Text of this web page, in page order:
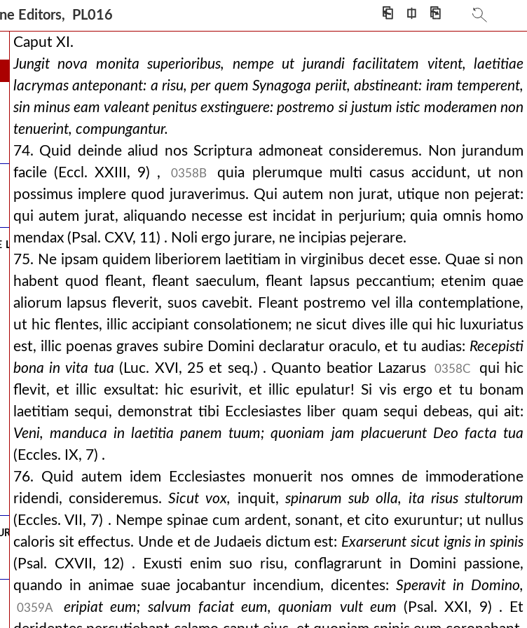
Editors, PL016 ⎗ ⎅ ⎘
liber unus.
Caput XI.
Jungit nova monita superioribus, nempe ut jurandi facilitatem vitent, laetitiae
lacrymas anteponant: a risu, per quem Synagoga periit, abstineant: iram temperent,
sin minus eam valeant penitus exstinguere: postremo si justum istic moderamen non
tenuerint, compungantur.
74. Quid deinde aliud nos Scriptura admoneat consideremus. Non jurandum
facile (Eccl. XXIII, 9) ,
0358B
quia plerumque multi casus accidunt, ut non
possimus implere quod juraverimus. Qui autem non jurat, utique non pejerat:
qui autem jurat, aliquando necesse est incidat in perjurium; quia omnis homo
mendax (Psal. CXV, 11) . Noli ergo jurare, ne incipias pejerare.
75. Ne ipsam quidem liberiorem laetitiam in virginibus decet esse. Quae si non
habent quod fleant, fleant saeculum, fleant lapsus peccantium; etenim quae
aliorum lapsus fleverit, suos cavebit. Fleant postremo vel illa contemplatione,
ut hic flentes, illic accipiant consolationem; ne sicut dives ille qui hic luxuriatus
est, illic poenas graves subire Domini declaratur oraculo, et tu audias: Recepisti
bona in vita tua (Luc. XVI, 25 et seq.) . Quanto beatior Lazarus 0358C
qui hic
flevit, et illic exsultat: hic esurivit, et illic epulatur! Si vis ergo et tu bonam
laetitiam sequi, demonstrat tibi Ecclesiastes liber quam sequi debeas, qui ait:
Veni, manduca in laetitia panem tuum; quoniam jam placuerunt Deo facta tua
(Eccles. IX, 7) .
76. Quid autem idem Ecclesiastes monuerit nos omnes de immoderatione
ridendi, consideremus.Sicut vox, inquit, spinarum sub olla, ita risus stultorum
(Eccles. VII, 7) . Nempe spinae cum ardent, sonant, et cito exuruntur; ut nullus
caloris sit effectus. Unde et de Judaeis dictum est: Exarserunt sicut ignis in spinis
(Psal. CXVII, 12) . Exusti enim suo risu, conflagrarunt in Domini passione,
quando in animae suae jocabantur incendium, dicentes:Speravit in Domino,
0359A eripiat eum; salvum faciat eum, quoniam vult eum (Psal. XXI, 9) . Et